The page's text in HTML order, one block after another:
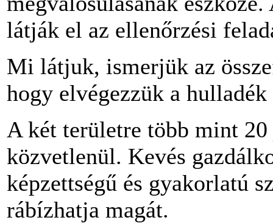
látják el az ellenőrzési
Mi látjuk, ismerjük az
hogy elvégezzük a
A két területre több mint
közvetlenül. Kevés
képzettségű és gyakorlatú
rábízhatja magát.